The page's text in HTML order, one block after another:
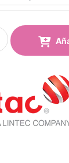
25 pro Light